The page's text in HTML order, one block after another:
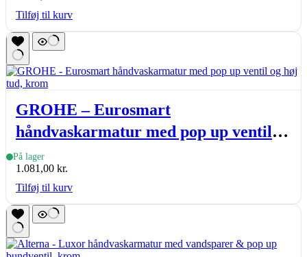
Tilføj til kurv
GROHE – Eurosmart
håndvaskarmatur med pop up ventil
og høj tud, krom
På lager
1.081,00 kr.
Tilføj til kurv